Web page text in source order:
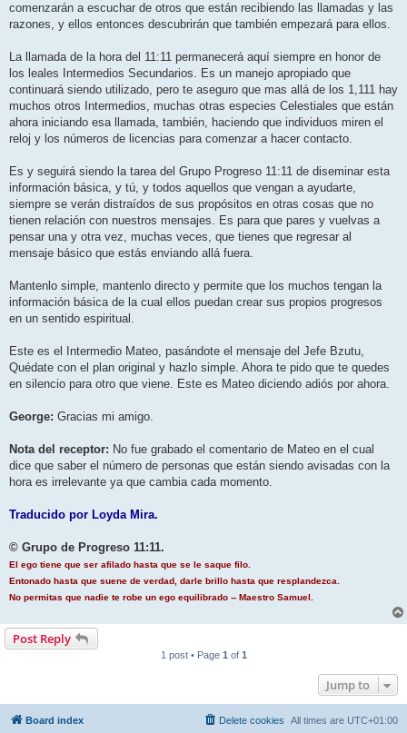
comenzarán a escuchar de otros que están recibiendo las llamadas y las
razones, y ellos entonces descubrirán que también empezará para ellos.
La llamada de la hora del 11:11 permanecerá aquí siempre en honor de
los leales Intermedios Secundarios. Es un manejo apropiado que
continuará siendo utilizado, pero te aseguro que mas allá de los 1,111 hay
muchos otros Intermedios, muchas otras especies Celestiales que están
ahora iniciando esa llamada, también, haciendo que individuos miren el
reloj y los números de licencias para comenzar a hacer contacto.
Es y seguirá siendo la tarea del Grupo Progreso 11:11 de diseminar esta
información básica, y tú, y todos aquellos que vengan a ayudarte,
siempre se verán distraídos de sus propósitos en otras cosas que no
tienen relación con nuestros mensajes. Es para que pares y vuelvas a
pensar una y otra vez, muchas veces, que tienes que regresar al
mensaje básico que estás enviando allá fuera.
Mantenlo simple, mantenlo directo y permite que los muchos tengan la
información básica de la cual ellos puedan crear sus propios progresos
en un sentido espiritual.
Este es el Intermedio Mateo, pasándote el mensaje del Jefe Bzutu,
Quédate con el plan original y hazlo simple. Ahora te pido que te quedes
en silencio para otro que viene. Este es Mateo diciendo adiós por ahora.
George: Gracias mi amigo.
Nota del receptor: No fue grabado el comentario de Mateo en el cual
dice que saber el número de personas que están siendo avisadas con la
hora es irrelevante ya que cambia cada momento.
Traducido por Loyda Mira.
© Grupo de Progreso 11:11.
El ego tiene que ser afilado hasta que se le saque filo.
Entonado hasta que suene de verdad, darle brillo hasta que resplandezca.
No permitas que nadie te robe un ego equilibrado -- Maestro Samuel.
Post Reply
1 post • Page 1 of 1
Jump to
Board index All times are UTC+01:00
Delete cookies